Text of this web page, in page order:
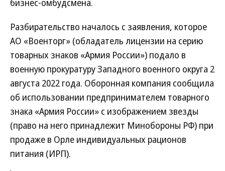
бизнес-омбудсмена.
Разбирательство началось с заявления, которое
АО «Военторг» (обладатель лицензии на серию
товарных знаков «Армия России») подало в
военную прокуратуру Западного военного округа 2
августа 2022 года. Оборонная компания сообщила
об использовании предпринимателем товарного
знака «Армия России» с изображением звезды
(право на него принадлежит Минобороны РФ) при
продаже в Орле индивидуальных рационов
питания (ИРП).